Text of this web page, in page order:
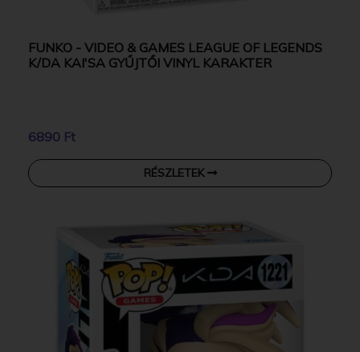
FUNKO - VIDEO & GAMES LEAGUE OF LEGENDS
K/DA KAI'SA GYŰJTŐI VINYL KARAKTER
6890 Ft
RÉSZLETEK